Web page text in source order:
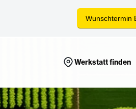
Wunschtermin
Werkstatt finden